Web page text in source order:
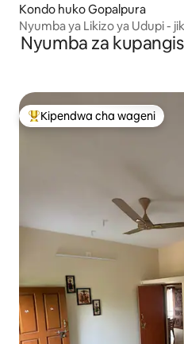
Kondo huko Gopalpura
Nyumba ya Likizo ya Udupi -
Nyumba za
Kipendwa maarufu cha wageni
Kipendwa cha wageni